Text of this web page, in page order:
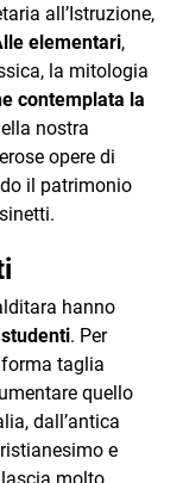
all’Istruzione,
elementari,
la mitologia
contemplata la
nostra
opere di
il patrimonio
hanno
studenti. Per
taglia
quello
dall’antica
e